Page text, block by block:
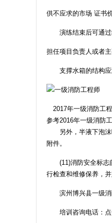
供不应求的市场 证书
演练结束后可通过组
担任项目负责人或者
支撑水箱的结构应
2017年一级消防工
参考2016年一级消防
另外，半液下泡沫
附件。
(11)消防安全标志的
行检查和维修保养，
滨州博兴县一级
培训咨询电话：